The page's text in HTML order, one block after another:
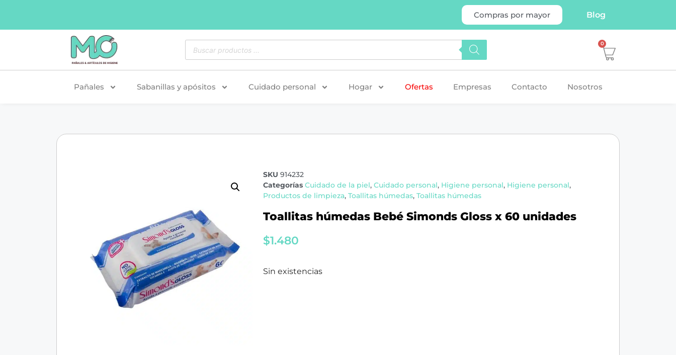
Compras por mayor Blog
0
Pañales Sabanillas y apósitos Cuidado personal Hogar Ofertas Empresas Contacto Nosotros
SKU914232
Categorías Cuidado de la piel,Cuidado personal, Higiene personal, Higiene personal,
Productos de limpieza,Toallitas húmedas,Toallitas húmedas
Toallitas húmedas Bebé Simonds Gloss x 60 unidades
$1.480
Sin existencias